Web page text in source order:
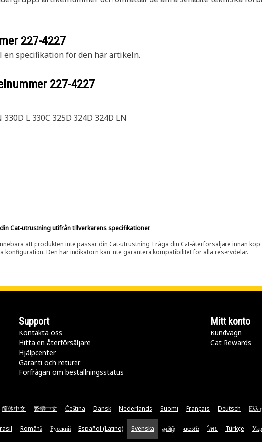
227-4227
specifikation för den här artikeln.
227-4227
330D L 330C 325D 324D 324D LN
Cat-utrustning utifrån tillverkarens specifikationer.
att produkten inte passar din Cat-utrustning. Fråga din Cat-återförsäljare innan
Den här indikatorn kan inte garantera kompatibilitet för alla reservdelar.
Support
Kontakta oss
Hitta en återförsäljare
Hjälpcenter
Garanti och returer
Förfrågan om beställningsstatus
Mitt konto
Kundvagn
Cat Rewards
简体中文 繁體中文 Čeština Dansk Nederlands Suomi Français Deutsch
Română Русский Español (Latino) Svenska தமிழ் తెలుగు ไทย Türkçe